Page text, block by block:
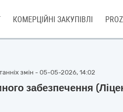
КОМЕРЦІЙНІ ЗАКУПІВЛІ
змін - 05-05-2026, 14:02
забезпечення